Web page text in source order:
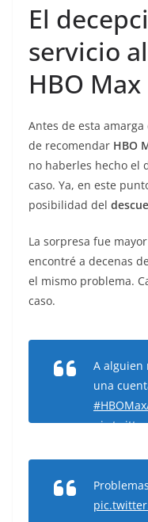
El
servicio
HBO Max
Antes de esta
de recomendar HBO
no haberles hecho el
caso. Ya, en este
posibilidad del
La sorpresa fue
encontré a decenas
el mismo problema.
caso.
A alguien
una
— Freddy
31, 2021